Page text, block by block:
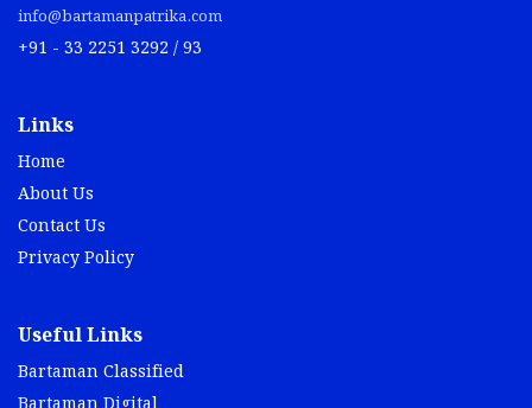
info@bartamanpatrika.com
+91 - 33 2251 3292 / 93
Links
Home
About Us
Contact Us
Privacy Policy
Useful Links
Bartaman Classified